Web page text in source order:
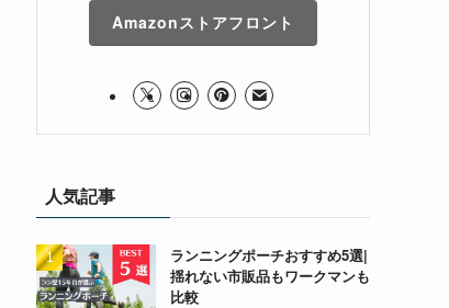
Amazonストアフロント
人気記事
ランニングポーチおすすめ5選|
揺れない市販品もワークマンも
比較